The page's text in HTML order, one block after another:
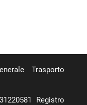
Trasporto
Registro